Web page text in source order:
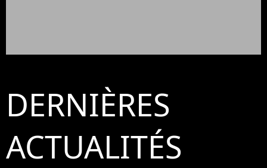
DERNIÈRES
ACTUALITÉS